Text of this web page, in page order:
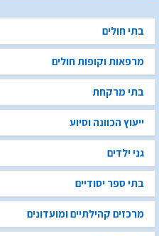
בתי חולים
מרפאות וקופות חולים
בתי מרקחת
ייעוץ הכוונה וסיוע
גני ילדים
בתי ספר יסודיים
מרכזים קהילתיים ומועדונים